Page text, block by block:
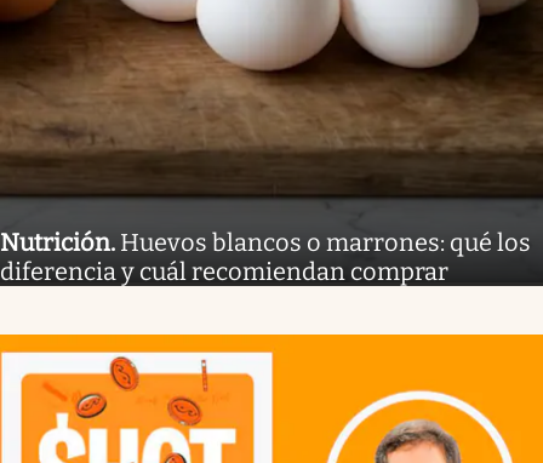
Nutrición. Huevos blancos o marrones: qué los
diferencia y cuál recomiendan comprar